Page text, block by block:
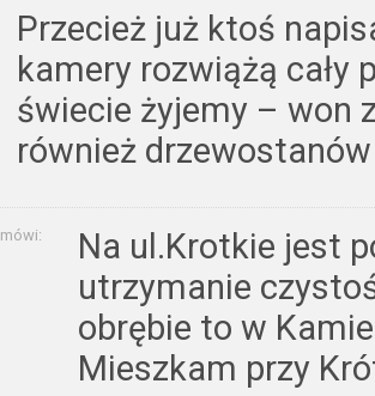
Przecież już ktoś
kamery rozwiążą cały
świecie żyjemy – won
również
mówi:
Na ul.Krotkie jest
utrzymanie
obrębie to w
Mieszkam przy